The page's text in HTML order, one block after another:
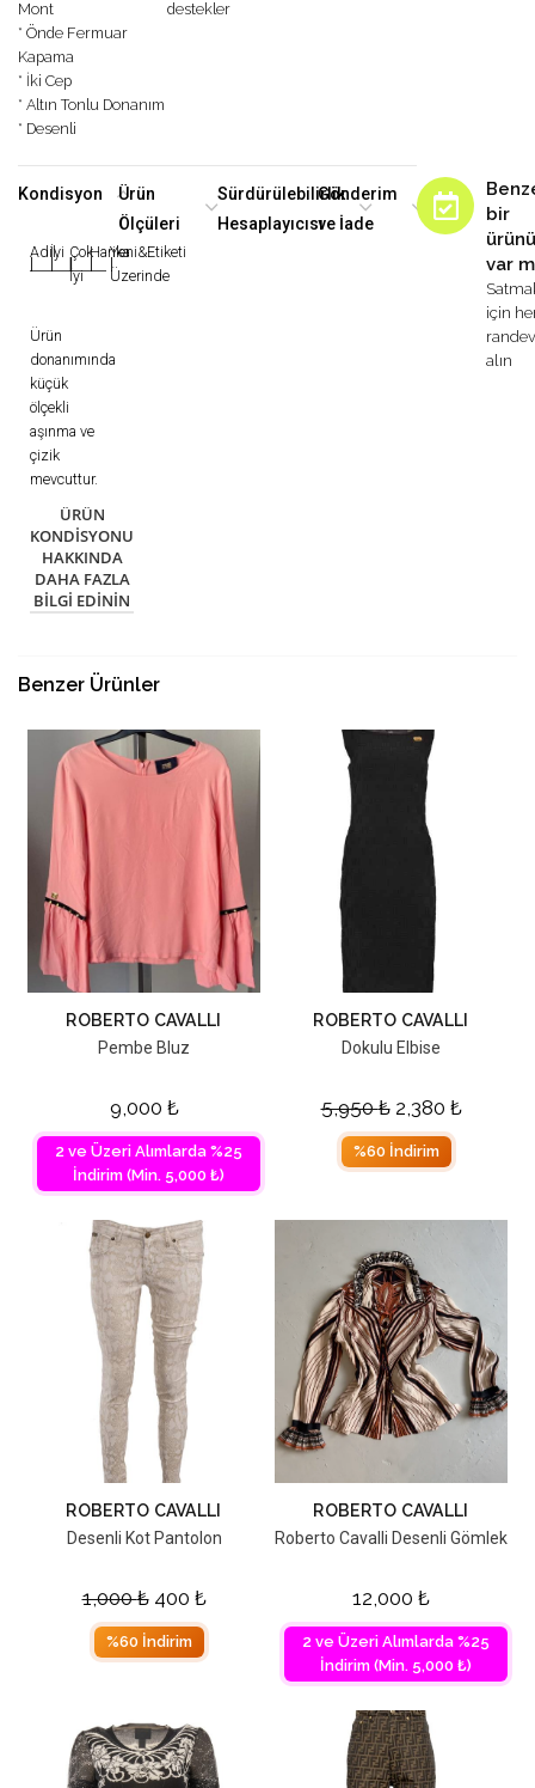
Mont
* Önde Fermuar
Kapama
* İki Cep
* Altın Tonlu Donanım
* Desenli
destekler
Kondisyon
Adilİyi
|
Çok
İyi
Harika
|
Yeni&Etiketi
Üzerinde
Ürün
donanımında
küçük
ölçekli
aşınma ve
çizik
mevcuttur.
ÜRÜN
KONDISYONU
HAKKINDA
DAHA FAZLA
BILGI EDININ
Ürün
Ölçüleri
Sürdürülebilirlik
Hesaplayıcısı
Gönderim
ve İade
bir
var
için
alın
Benzer Ürünler
ROBERTO CAVALLI
Pembe Bluz
9,000 ₺
2 ve Üzeri Alımlarda %25
İndirim (Min. 5,000 ₺)
ROBERTO CAVALLI
Dokulu Elbise
5,950₺ 2,380 ₺
%60 İndirim
ROBERTO CAVALLI
Desenli Kot Pantolon
1,000₺ 400 ₺
%60 İndirim
ROBERTO CAVALLI
Roberto Cavalli Desenli Gömlek
12,000 ₺
2 ve Üzeri Alımlarda %25
İndirim (Min. 5,000 ₺)